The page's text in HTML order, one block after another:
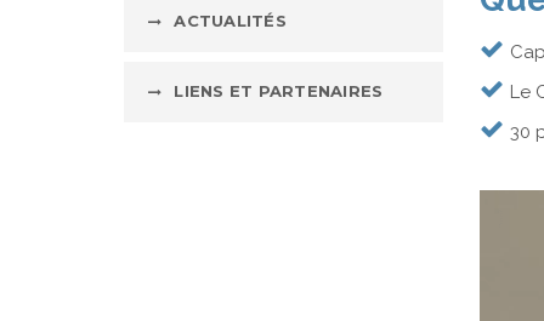
ACTUALITÉS
LIENS ET PARTENAIRES
Le
30